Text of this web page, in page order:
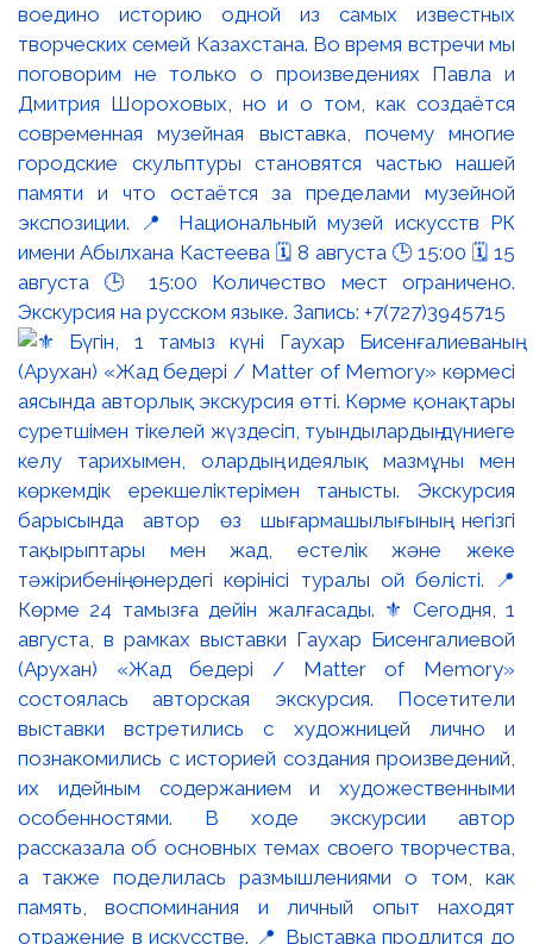
воедино историю одной из самых известных
творческих семей Казахстана. Во время встречи мы
поговорим не только о произведениях Павла и
Дмитрия Шороховых, но и о том, как создаётся
современная музейная выставка, почему многие
городские скульптуры становятся частью нашей
памяти и что остаётся за пределами музейной
экспозиции. 📍 Национальный музей искусств РК
имени Абылхана Кастеева 🗓 8 августа 🕒 15:00 🗓 15
августа 🕒 15:00 Количество мест ограничено.
Экскурсия на русском языке. Запись: +7(727)3945715